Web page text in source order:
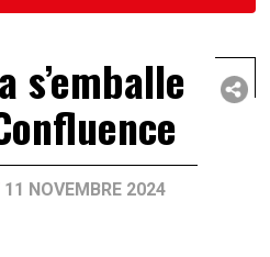
s’emballe
11 NOVEMBRE 2024